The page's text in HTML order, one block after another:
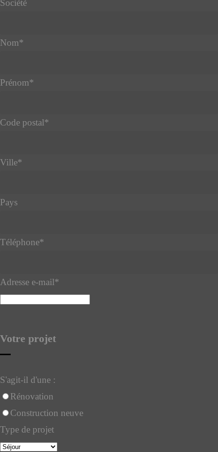
Société
Nom*
Prénom*
Code postal*
Ville*
Pays
Téléphone*
Adresse e-mail*
Votre projet
S'agit-il d'une :
Rénovation
Construction neuve
Type de projet